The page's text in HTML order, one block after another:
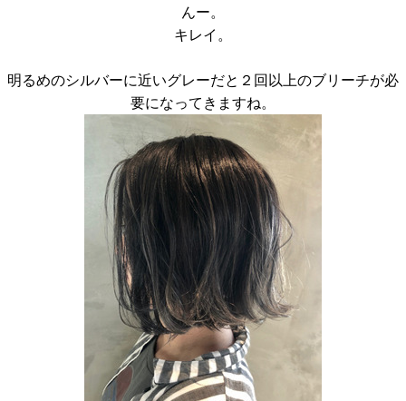
んー。
キレイ。
明るめのシルバーに近いグレーだと２回以上のブリーチが必
要になってきますね。